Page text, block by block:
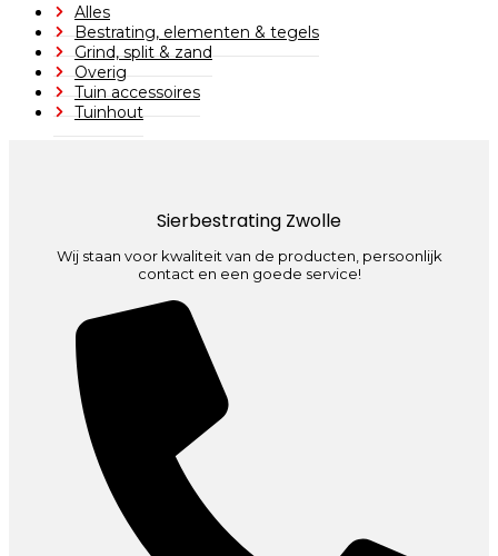
Alles
Bestrating, elementen & tegels
Grind, split & zand
Overig
Tuin accessoires
Tuinhout
Sierbestrating Zwolle
Wij staan voor kwaliteit van de producten, persoonlijk
contact en een goede service!